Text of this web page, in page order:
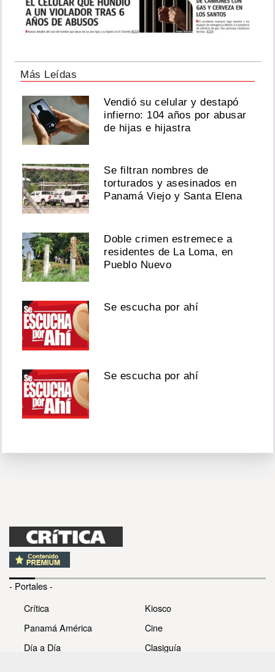
Más Leídas
Vendió su celular y destapó
infierno: 104 años por abusar
de hijas e hijastra
Se filtran nombres de
torturados y asesinados en
Panamá Viejo y Santa Elena
Doble crimen estremece a
residentes de La Loma, en
Pueblo Nuevo
Se escucha por ahí
Se escucha por ahí
- Portales -
Crítica
Panamá América
Día a Día
Kiosco
Cine
Clasiguía